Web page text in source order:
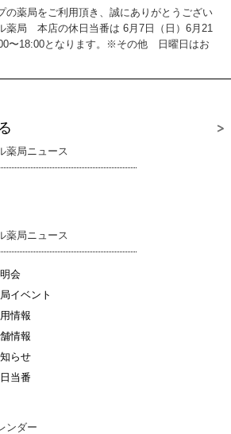
の薬局をご利用頂き、誠にありがとうござい
薬局 本店の休日当番は 6月7日（日）6月21
〜18:00となります。※その他 日曜日はお
薬局ニュース
薬局ニュース
会
イベント
情報
情報
らせ
当番
ンダー